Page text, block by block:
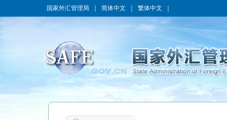
国家外汇管理局 简体中文 繁体中文